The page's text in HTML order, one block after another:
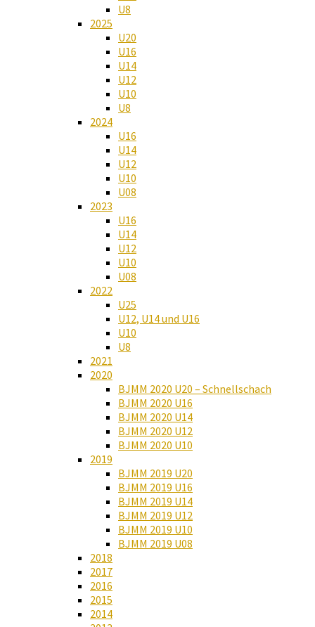
U8
2025
U20
U16
U14
U12
U10
U8
2024
U16
U14
U12
U10
U08
2023
U16
U14
U12
U10
U08
2022
U25
U12, U14 und U16
U10
U8
2021
2020
BJMM 2020 U20 – Schnellschach
BJMM 2020 U16
BJMM 2020 U14
BJMM 2020 U12
BJMM 2020 U10
2019
BJMM 2019 U20
BJMM 2019 U16
BJMM 2019 U14
BJMM 2019 U12
BJMM 2019 U10
BJMM 2019 U08
2018
2017
2016
2015
2014